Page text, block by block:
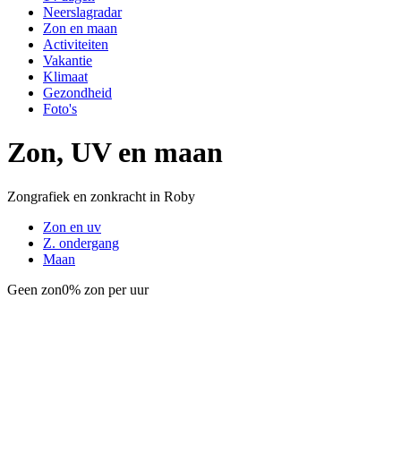
Neerslagradar
Zon en maan
Activiteiten
Vakantie
Klimaat
Gezondheid
Foto's
Zon, UV en maan
Zongrafiek en zonkracht in Roby
Zon en uv
Z. ondergang
Maan
Geen zon0% zon per uur